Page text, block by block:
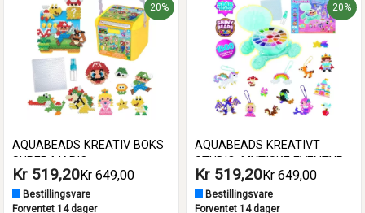
20%
AQUABEADS KREATIV BOKS
SUPER MARIO
Kr 519,20Kr 649,00
Bestillingsvare
Forventet 14 dager
20%
AQUABEADS KREATIVT
STUDIO: MYTISKE EVENTYR
Kr 519,20Kr 649,00
Bestillingsvare
Forventet 14 dager